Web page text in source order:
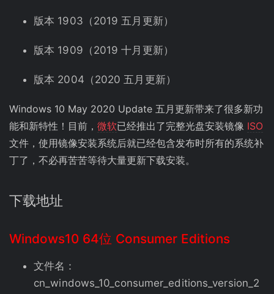
版本 1903（2019 五月更新）
版本 1909（2019 十月更新）
版本 2004（2020 五月更新）
Windows 10 May 2020 Update 五月更新带来了很多新功
能和新特性！目前， 微软已经推出了完整光盘安装镜像 ISO
文件，使用镜像安装系统后就已经包含发布时所有的系统补
丁了，不必再苦苦等待大量更新下载安装。
下载地址
Windows10 64位 Consumer Editions
文件名：
cn_windows_10_consumer_editions_version_2